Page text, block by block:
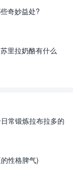
奇妙益处?
里拉奶酪有什么
常锻炼拉布拉多的
性格脾气)